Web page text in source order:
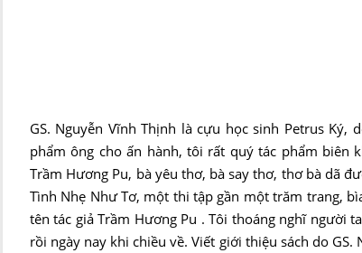
GS. Nguyễn Vĩnh Thịnh là cựu học sinh Petrus
phẩm ông cho ấn hành, tôi rất quý tác phẩm biên
Trầm Hương Pu, bà yêu thơ, bà say thơ, thơ bà dã
Tình Nhẹ Như Tơ, một thi tập gần một trăm trang,
tên tác giả Trầm Hương Pu . Tôi thoáng nghĩ người
rồi ngày nay khi chiều về. Viết giới thiệu sách do